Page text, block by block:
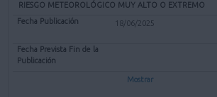
RIESGO METEOROLÓGICO MUY ALTO O EXTREMO
18/06/2025
Mostrar